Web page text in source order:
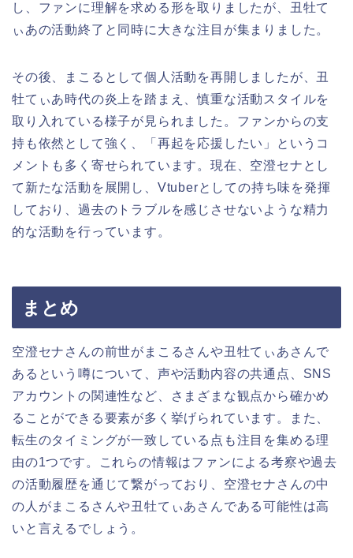
し、ファンに理解を求める形を取りましたが、丑牡て
ぃあの活動終了と同時に大きな注目が集まりました。
その後、まこるとして個人活動を再開しましたが、丑
牡てぃあ時代の炎上を踏まえ、慎重な活動スタイルを
取り入れている様子が見られました。ファンからの支
持も依然として強く、「再起を応援したい」というコ
メントも多く寄せられています。現在、空澄セナとし
て新たな活動を展開し、Vtuberとしての持ち味を発揮
しており、過去のトラブルを感じさせないような精力
的な活動を行っています。
まとめ
空澄セナさんの前世がまこるさんや丑牡てぃあさんで
あるという噂について、声や活動内容の共通点、SNS
アカウントの関連性など、さまざまな観点から確かめ
ることができる要素が多く挙げられています。また、
転生のタイミングが一致している点も注目を集める理
由の1つです。これらの情報はファンによる考察や過去
の活動履歴を通じて繋がっており、空澄セナさんの中
の人がまこるさんや丑牡てぃあさんである可能性は高
いと言えるでしょう。